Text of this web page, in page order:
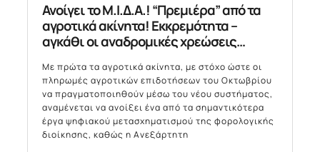
Ανοίγει το Μ.Ι.Δ.Α.! “Πρεμιέρα” από τα
αγροτικά ακίνητα! Εκκρεμότητα –
αγκάθι οι αναδρομικές χρεώσεις…
Με πρώτα τα αγροτικά ακίνητα, με στόχο ώστε οι
πληρωμές αγροτικών επιδοτήσεων του Οκτωβρίου
να πραγματοποιηθούν μέσω του νέου συστήματος,
αναμένεται να ανοίξει ένα από τα σημαντικότερα
έργα ψηφιακού μετασχηματισμού της φορολογικής
διοίκησης, καθώς η Ανεξάρτητη